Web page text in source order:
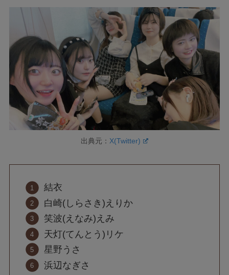
出典元： X(Twitter)
結衣
白崎(しらさき)えりか
笑波(えなみ)えみ
天灯(てんとう)リケ
星野うさ
浜辺なぎさ